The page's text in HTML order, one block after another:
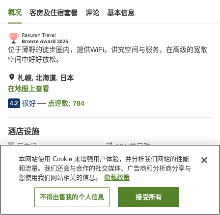
概况 客房及住宿套餐 评论 基本信息
位于薄野的徒步圈内，提供WiFi。讲究空间与服务，在高级的宽敞
空间中好好放松。
札幌, 北海道, 日本
在地图上查看
4.2 很好 点评数: 784
酒店设施
停车场
SPA/美容院
餐厅
自动售货机
首页 日本 北海道 札幌 札幌全球景观酒店
搜索客房
本网站使用 Cookie 来增强用户体验，并分析我们网站的性能
和流量。我们还会与合作的社交媒体、广告商和分析商分享与
您使用我们网站相关的信息。
隐私政策
不得出售我的个人信息 接受所有